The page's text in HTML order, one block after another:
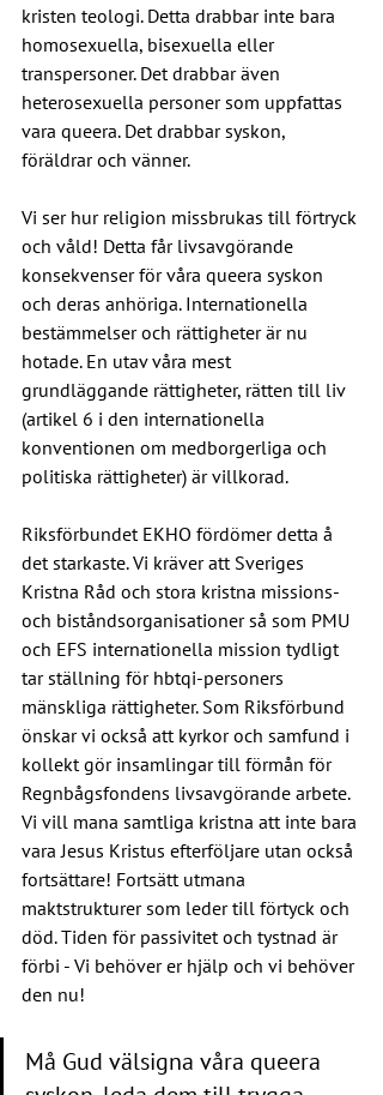
kristen teologi. Detta drabbar inte bara
homosexuella, bisexuella eller
transpersoner. Det drabbar även
heterosexuella personer som uppfattas
vara queera. Det drabbar syskon,
föräldrar och vänner.
Vi ser hur religion missbrukas till förtryck
och våld! Detta får livsavgörande
konsekvenser för våra queera syskon
och deras anhöriga. Internationella
bestämmelser och rättigheter är nu
hotade. En utav våra mest
grundläggande rättigheter, rätten till liv
(artikel 6 i den internationella
konventionen om medborgerliga och
politiska rättigheter) är villkorad.
Riksförbundet EKHO fördömer detta å
det starkaste. Vi kräver att Sveriges
Kristna Råd och stora kristna missions-
och biståndsorganisationer så som PMU
och EFS internationella mission tydligt
tar ställning för hbtqi-personers
mänskliga rättigheter. Som Riksförbund
önskar vi också att kyrkor och samfund i
kollekt gör insamlingar till förmån för
Regnbågsfondens livsavgörande arbete.
Vi vill mana samtliga kristna att inte bara
vara Jesus Kristus efterföljare utan också
fortsättare! Fortsätt utmana
maktstrukturer som leder till förtyck och
död. Tiden för passivitet och tystnad är
förbi - Vi behöver er hjälp och vi behöver
den nu!
Må Gud välsigna våra queera